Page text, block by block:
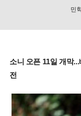
민
소니 오픈 11일 개막
전